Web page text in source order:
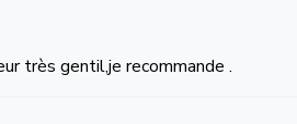
très gentil,je recommande .